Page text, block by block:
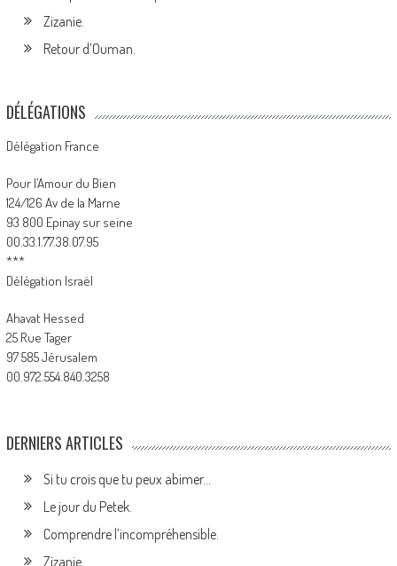
Zizanie.
Retour d’Ouman.
DÉLÉGATIONS
Délégation France
Pour l’Amour du Bien
124/126 Av de la Marne
93 800 Epinay sur seine
00.33.1.77.38.07.95
***
Délégation Israël
Ahavat Hessed
25 Rue Tager
97 585 Jérusalem
00.972.554.840.3258
DERNIERS ARTICLES
Si tu crois que tu peux abimer…
Le jour du Petek.
Comprendre l’incompréhensible.
Zizanie.